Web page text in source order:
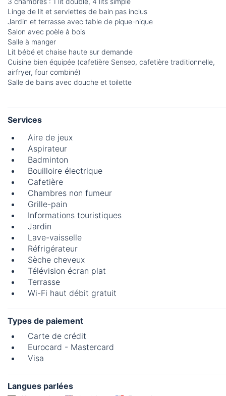
Linge de lit et serviettes de bain pas inclus
Jardin et terrasse avec table de pique-nique
Salon avec poèle à bois
Salle à manger
Lit bébé et chaise haute sur demande
Cuisine bien équipée (cafetière Senseo, cafetière traditionnelle,
airfryer, four combiné)
Salle de bains avec douche et toilette
Services
Aire de jeux
Aspirateur
Badminton
Bouilloire électrique
Cafetière
Chambres non fumeur
Grille-pain
Informations touristiques
Jardin
Lave-vaisselle
Réfrigérateur
Sèche cheveux
Télévision écran plat
Terrasse
Wi-Fi haut débit gratuit
Types de paiement
Carte de crédit
Eurocard - Mastercard
Visa
Langues parlées